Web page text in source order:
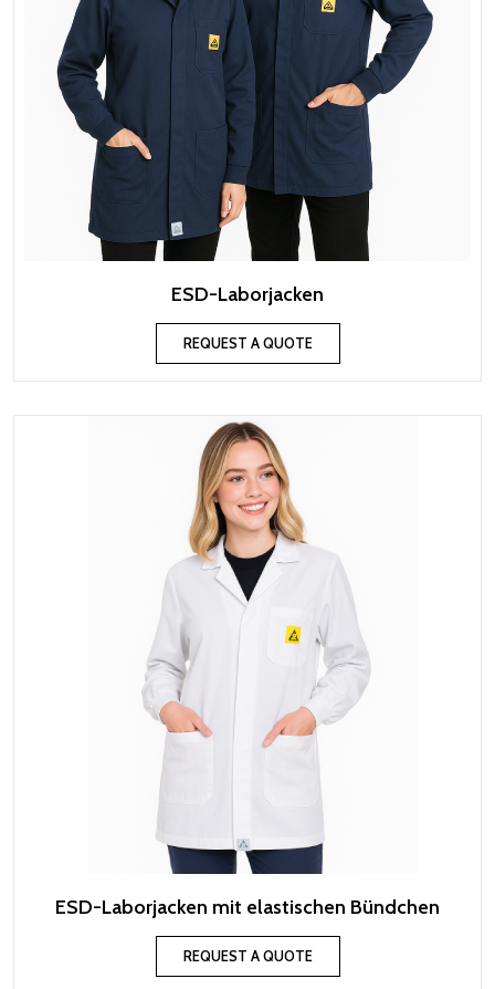
ESD-Laborjacken
REQUEST A QUOTE
ESD-Laborjacken mit elastischen Bündchen
REQUEST A QUOTE